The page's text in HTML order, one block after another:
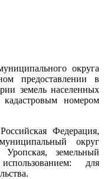
округа
предоставлении в
земель населенных
номером
Федерация,
округ
земельный
для